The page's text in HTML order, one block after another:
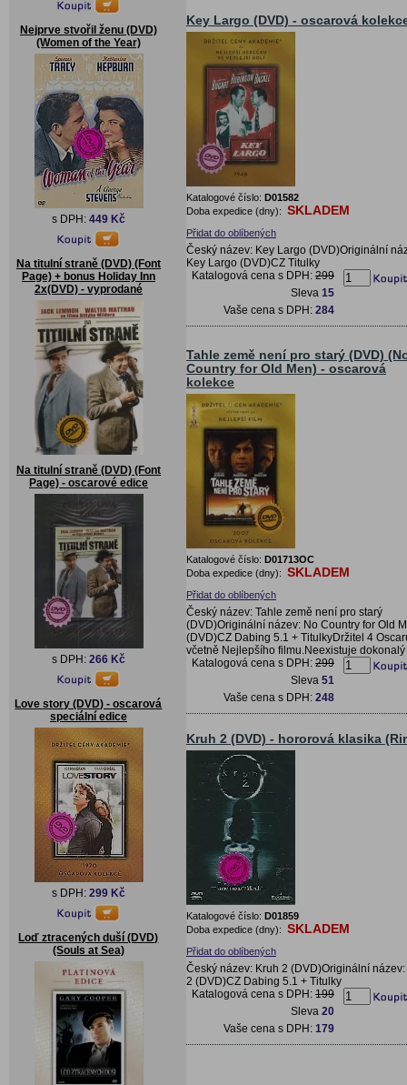
Nejprve stvořil ženu (DVD)
(Women of the Year)
s DPH: 449 Kč
Na titulní straně (DVD) (Font
Page) + bonus Holiday Inn
2x(DVD) - vyprodané
Na titulní straně (DVD) (Font
Page) - oscarové edice
s DPH: 266 Kč
Love story (DVD) - oscarová
speciální edice
s DPH: 299 Kč
Loď ztracených duší (DVD)
(Souls at Sea)
Key Largo (DVD) - oscarová
Katalogové číslo: D01582
Doba expedice (dny): SKLADEM
Přidat do oblíbených
Český název: Key Largo (DVD)Originální
Key Largo (DVD)CZ Titulky
Katalogová cena s DPH: 299
Sleva 15
Vaše cena s DPH: 284
Tahle země není pro starý (DVD)
Country for Old Men) - oscarová
kolekce
Katalogové číslo: D01713OC
Doba expedice (dny): SKLADEM
Přidat do oblíbených
Český název: Tahle země není pro starý
(DVD)Originální název: No Country for Old
(DVD)CZ Dabing 5.1 + TitulkyDržitel 4
včetně Nejlepšího filmu.Neexistuje dokonalý
Katalogová cena s DPH: 299
Sleva 51
Vaše cena s DPH: 248
Kruh 2 (DVD) - hororová klasika
Katalogové číslo: D01859
Doba expedice (dny): SKLADEM
Přidat do oblíbených
Český název: Kruh 2 (DVD)Originální
2 (DVD)CZ Dabing 5.1 + Titulky
Katalogová cena s DPH: 199
Sleva 20
Vaše cena s DPH: 179